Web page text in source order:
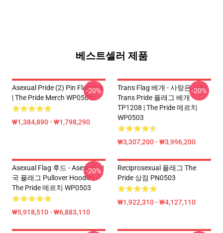
베스트셀러 제품
Asexual Pride (2) Pin Flagship
| The Pride Merch WP0503
₩1,384,890 - ₩1,798,290
-20%
Trans Flag 베개 - 사랑은 사랑
Trans Pride 플래그 베개
TP1208 | The Pride 메르치
WP0503
₩3,307,200 - ₩3,996,200
-20%
Asexual Flag 후드 - Asexual 미
국 플래그 Pullover Hoodie |
The Pride 메르치 WP0503
₩5,918,510 - ₩6,883,110
-20%
Reciprosexual 플래그 The
Pride 상점 PN0503
₩1,922,310 - ₩4,127,110